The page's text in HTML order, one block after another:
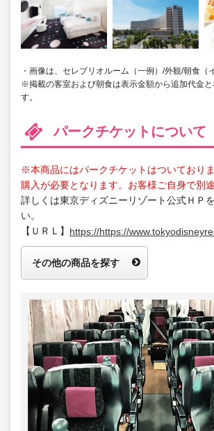
・画像は、セレブリオルーム（一例）/外観/朝食（
※掲載の客室および朝食は表示金額から追加代金と
す。
パークチケットについて
※本商品にはパークチケットはついており
購入が必要となります。お客様ご自身で別
詳しくは東京ディズニーリゾート公式ＨＰ
い。
【ＵＲＬ】 https://https://
その他の商品を探す